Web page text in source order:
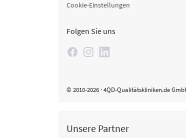
Cookie-Einstellungen
Folgen Sie uns
© 2010-2026 · 4QD-Qualitätskliniken.de
Unsere Partner